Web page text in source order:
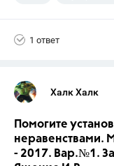
1 ответ
Халк Халк
Помогите
неравенствами.
- 2017. Вар.№1.